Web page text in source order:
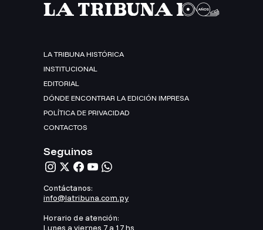
LA TRIBUNA HISTÓRICA
INSTITUCIONAL
EDITORIAL
DÓNDE ENCONTRAR LA EDICIÓN IMPRESA
POLÍTICA DE PRIVACIDAD
CONTACTOS
Seguinos
Contáctanos:
info@latribuna.com.py
Horario de atención:
Lunes a viernes 7 a 17 hs